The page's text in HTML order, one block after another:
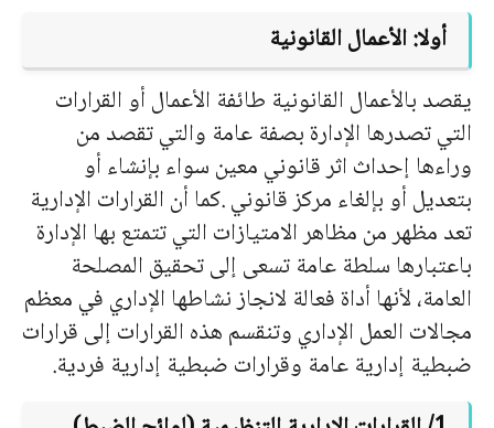
أولا: الأعمال القانونية
يقصد بالأعمال القانونية طائفة الأعمال أو القرارات
التي تصدرها الإدارة بصفة عامة والتي تقصد من
وراءها إحداث اثر قانوني معين سواء بإنشاء أو
بتعديل أو بإلغاء مركز قانوني .كما أن القرارات الإدارية
تعد مظهر من مظاهر الامتيازات التي تتمتع بها الإدارة
باعتبارها سلطة عامة تسعى إلى تحقيق المصلحة
العامة، لأنها أداة فعالة لانجاز نشاطها الإداري في معظم
مجالات العمل الإداري وتنقسم هذه القرارات إلى قرارات
ضبطية إدارية عامة وقرارات ضبطية إدارية فردية.